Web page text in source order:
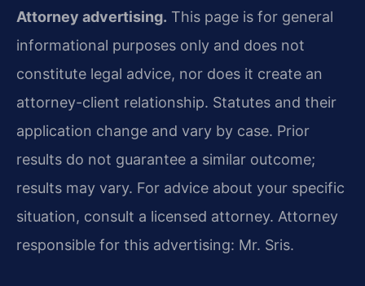
Attorney advertising. This page is for general
informational purposes only and does not
constitute legal advice, nor does it create an
attorney-client relationship. Statutes and their
application change and vary by case. Prior
results do not guarantee a similar outcome;
results may vary. For advice about your specific
situation, consult a licensed attorney. Attorney
responsible for this advertising: Mr. Sris.